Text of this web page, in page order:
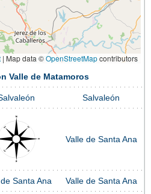
| Map data ©OpenStreetMapcontributors
Valle de Matamoros
Salvaleón
Valle de Santa Ana
Santa Ana Valle de Santa Ana